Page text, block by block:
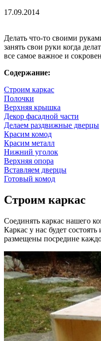
17.09.2014
Делать что-то своими
занять свои руки когда
все самое важное и
Содержание:
Строим каркас
Полочки
Верхняя крышка
Декор фасадной части
Делаем раздвижные дверцы
Красим комод
Красим металл
Нижний уголок
Верхняя опора
Вставляем дверцы
Готовый комод
Строим каркас
Соединять каркас нашего
Каркас у нас будет
размещены посредине